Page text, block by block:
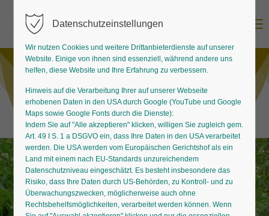
Datenschutzeinstellungen
Wir nutzen Cookies und weitere Drittanbieterdienste auf unserer
Website. Einige von ihnen sind essenziell, während andere uns
helfen, diese Website und Ihre Erfahrung zu verbessern.
Hinweis auf die Verarbeitung Ihrer auf unserer Webseite
erhobenen Daten in den USA durch Google (YouTube und Google
Maps sowie Google Fonts durch die Dienste):
Indem Sie auf "Alle akzeptieren" klicken, willigen Sie zugleich gem.
Art. 49 I S. 1 a DSGVO ein, dass Ihre Daten in den USA verarbeitet
werden. Die USA werden vom Europäischen Gerichtshof als ein
Land mit einem nach EU-Standards unzureichendem
Datenschutzniveau eingeschätzt. Es besteht insbesondere das
Risiko, dass Ihre Daten durch US-Behörden, zu Kontroll- und zu
Überwachungszwecken, möglicherweise auch ohne
Rechtsbehelfsmöglichkeiten, verarbeitet werden können. Wenn